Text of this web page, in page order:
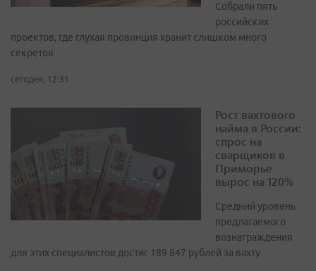
Собрали пять
российских
проектов, где глухая провинция хранит слишком много
секретов
сегодня, 12:31
Рост вахтового
найма в России:
спрос на
сварщиков в
Приморье
вырос на 120%
Средний уровень
предлагаемого
вознаграждения
для этих специалистов достиг 189 847 рублей за вахту